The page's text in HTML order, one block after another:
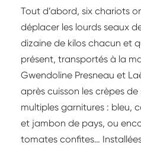
Tout d’abord, six chariots
déplacer les lourds seaux
dizaine de kilos chacun et
présent, transportés à la
Gwendoline Presneau et
après cuisson les crèpes de
multiples garnitures : bleu,
et jambon de pays, ou
tomates confites…